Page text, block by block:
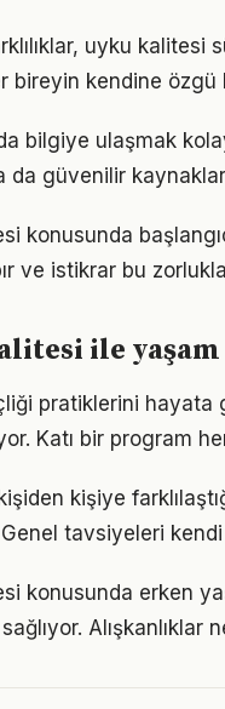
uyku
bireyin kendine özgü
bilgiye ulaşmak
da güvenilir
konusunda
ve istikrar bu
ile
pratiklerini hayata
Katı bir program
kişiye
tavsiyeleri kendi
konusunda erken
Alışkanlıklar